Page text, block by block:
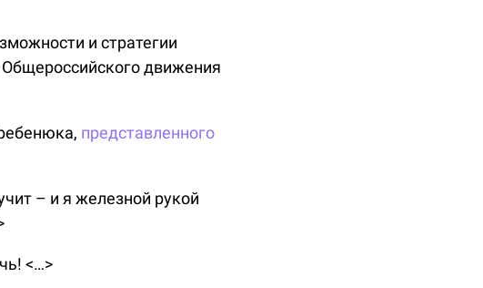
и стратегии
движения
представленного
– и я железной рукой
<…>